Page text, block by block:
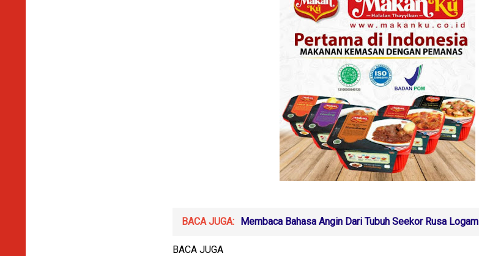
BACA JUGA: Membaca Bahasa Angin Dari Tubuh Seekor Rusa Logam
BACA JUGA